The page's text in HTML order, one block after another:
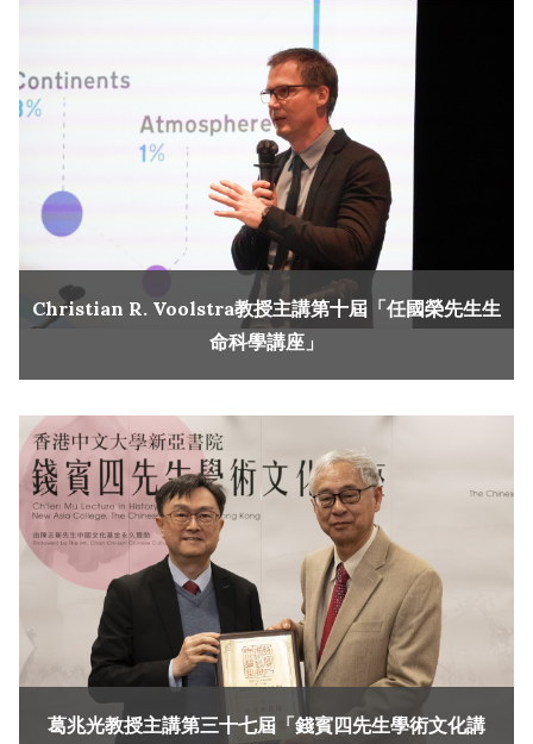
Christian R. Voolstra教授主講第十屆「任國榮先生生
命科學講座」
葛兆光教授主講第三十七屆「錢賓四先生學術文化講